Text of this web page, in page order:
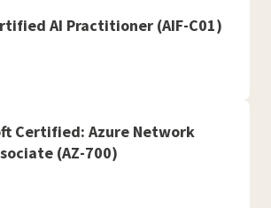
AI Practitioner (AIF-C01)
Certified: Azure Network
(AZ-700)